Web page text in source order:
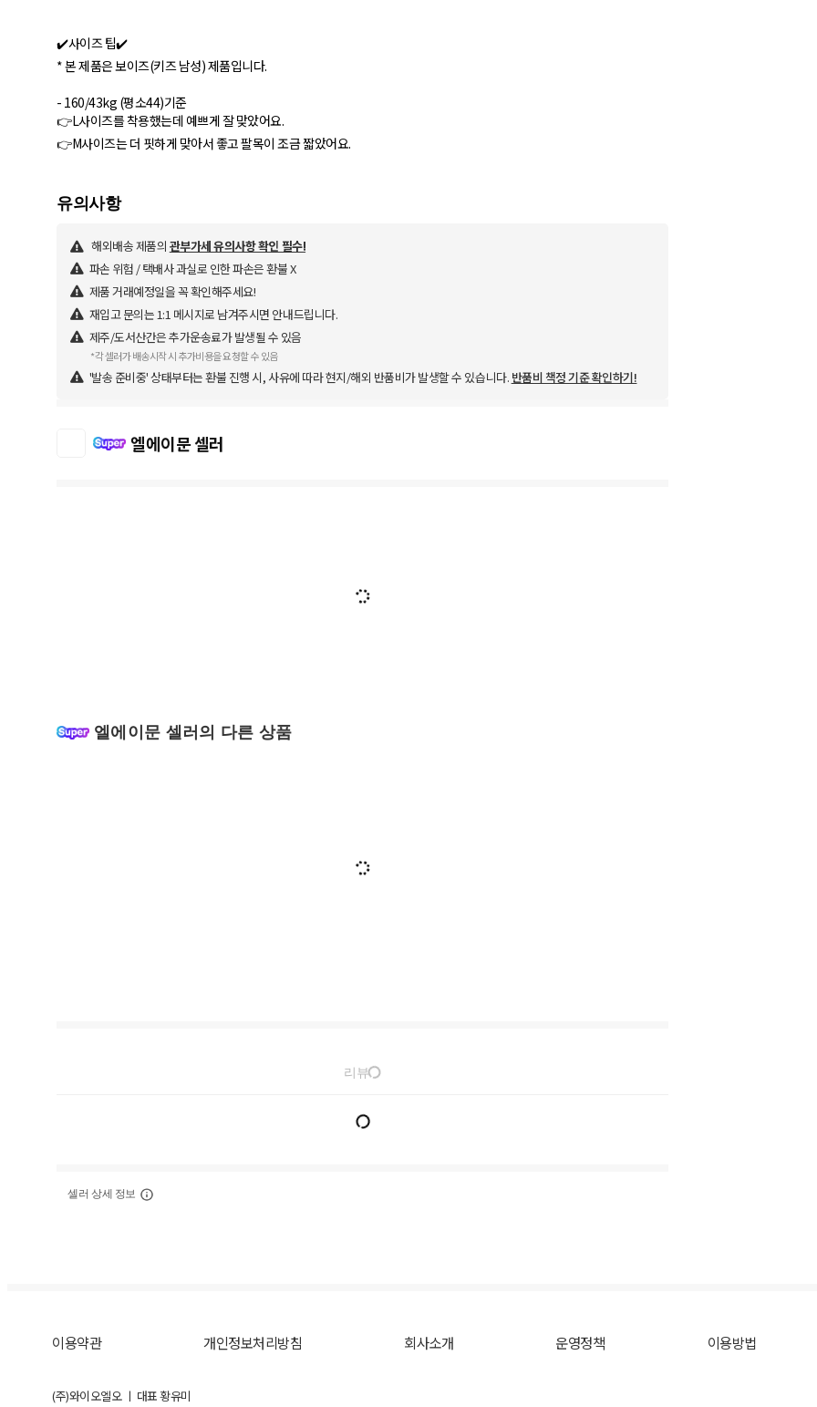
✔️사이즈 팁✔️
* 본 제품은 보이즈(키즈 남성) 제품입니다.
- 160/43kg (평소44)기준
👉L사이즈를 착용했는데 예쁘게 잘 맞았어요.
👉M사이즈는 더 핏하게 맞아서 좋고 팔목이 조금 짧았어요.
유의사항
해외배송 제품의 관부가세 유의사항 확인 필수!
파손 위험 / 택배사 과실로 인한 파손은 환불 X
제품 거래예정일을 꼭 확인해주세요!
재입고 문의는 1:1 메시지로 남겨주시면 안내드립니다.
제주/도서산간은 추가운송료가 발생될 수 있음
*각 셀러가 배송시작 시 추가비용을 요청할 수 있음
'발송 준비중' 상태부터는 환불 진행 시, 사유에 따라 현지/해외 반품비가 발생할 수 있습니다. 반품비 책정 기준 확인하기!
엘에이문 셀러
엘에이문 셀러의 다른 상품
리뷰
셀러 상세 정보
이용약관 개인정보처리방침 회사소개 운영정책 이용방법
(주)와이오엘오 ㅣ 대표 황유미